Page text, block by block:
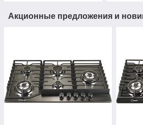
Акционные предложения и